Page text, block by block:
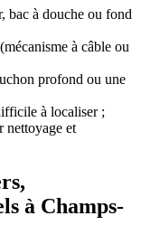
bac à douche ou fond
(mécanisme à câble ou
profond ou une
à localiser ;
nettoyage et
à Champs-